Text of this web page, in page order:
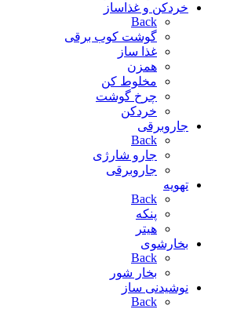
خردکن و غذاساز
Back
گوشت کوب برقی
غذا ساز
همزن
مخلوط کن
چرخ گوشت
خردکن
جاروبرقی
Back
جارو شارژی
جاروبرقی
تهویه
Back
پنکه
هیتر
بخارشوی
Back
بخار شور
نوشیدنی ساز
Back